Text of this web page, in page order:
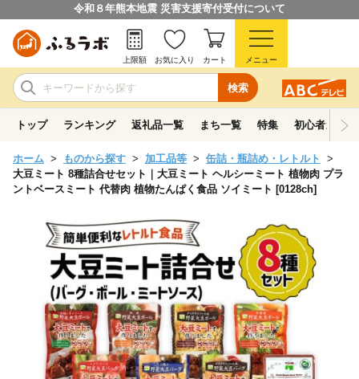
令和８年熊本地震 災害支援寄付受付について
検索
上限額 お気に入り カート メニュー
トップ ランキング 返礼品一覧 まち一覧 特集 初心者ガイド
ホーム ものから探す 加工品等
缶詰・瓶詰め・レトルト
大豆ミート 8種詰合せセット｜大豆ミート ヘルシーミート 植物肉 プラ
ントベースミート 代替肉 植物たんぱく食品 ソイミート [0128ch]